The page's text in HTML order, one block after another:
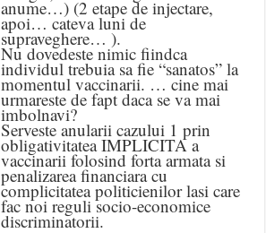
anume…) (2 etape de injectare,
apoi… cateva luni de
supraveghere… ).
Nu dovedeste nimic fiindca
individul trebuia sa fie “sanatos” la
momentul vaccinarii. … cine mai
urmareste de fapt daca se va mai
imbolnavi?
Serveste anularii cazului 1 prin
obligativitatea IMPLICITA a
vaccinarii folosind forta armata si
penalizarea financiara cu
complicitatea politicienilor lasi care
fac noi reguli socio-economice
discriminatorii.